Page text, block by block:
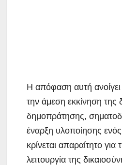
Η απόφαση αυτή
την άμεση εκκίνηση της
δημοπράτησης,
έναρξη υλοποίησης
κρίνεται απαραίτητο
λειτουργία της